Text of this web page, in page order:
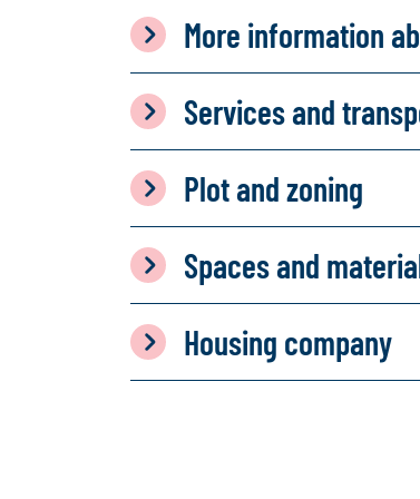
More information
Services and
Plot and zoning
Spaces and
Housing company